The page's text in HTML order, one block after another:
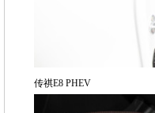
传祺E8 PHEV